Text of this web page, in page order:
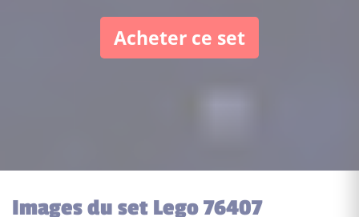
Acheter ce set
Images du set Lego 76407